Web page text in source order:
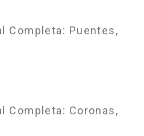
Completa: Puentes,
Completa: Coronas,